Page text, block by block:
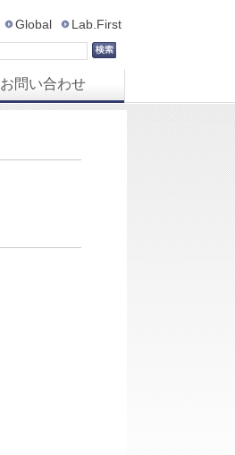
Global Lab.First
お問い合わせ